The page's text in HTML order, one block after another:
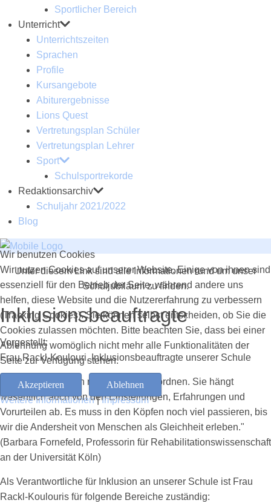
Sportlicher Bereich
Unterricht
Unterrichtszeiten
Sprachen
Profile
Kursangebote
Abiturergebnisse
Lions Quest
Vertretungsplan Schüler
Vertretungsplan Lehrer
Sport
Schulsportrekorde
Redaktionsarchiv
Schuljahr 2021/2022
Blog
Unter diesem Link sind alle Informationen rund um unser
Schuljubiläum zu finden.
Inklusionsbeauftragte
Vorgestellt:
Frau Rackl-Koulouri, Inklusionsbeauftragte unserer Schule
"Inklusion lässt sich nicht einfach verordnen. Sie hängt
wesentlich auch von den Einstellungen, Erfahrungen und
Vorurteilen ab. Es muss in den Köpfen noch viel passieren, bis
wir die Andersheit von Menschen als Gleichheit erleben."
(Barbara Fornefeld, Professorin für Rehabilitationswissenschaft
an der Universität Köln)
Als Verantwortliche für Inklusion an unserer Schule ist Frau
Rackl-Koulouris für folgende Bereiche zuständig:
Wir benutzen Cookies
Wir nutzen Cookies auf unserer Website. Einige von ihnen sind
essenziell für den Betrieb der Seite, während andere uns
helfen, diese Website und die Nutzererfahrung zu verbessern
(Tracking Cookies). Sie können selbst entscheiden, ob Sie die
Cookies zulassen möchten. Bitte beachten Sie, dass bei einer
Ablehnung womöglich nicht mehr alle Funktionalitäten der
Seite zur Verfügung stehen.
Akzeptieren
Ablehnen
Weitere Informationen|Impressum